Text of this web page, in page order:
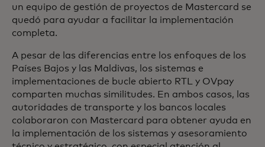
un equipo de gestión de proyectos de Mastercard se
quedó para ayudar a facilitar la implementación
completa.
A pesar de las diferencias entre los enfoques de los
Países Bajos y las Maldivas, los sistemas e
implementaciones de bucle abierto RTL y OVpay
comparten muchas similitudes. En ambos casos, las
autoridades de transporte y los bancos locales
colaboraron con Mastercard para obtener ayuda en
la implementación de los sistemas y asesoramiento